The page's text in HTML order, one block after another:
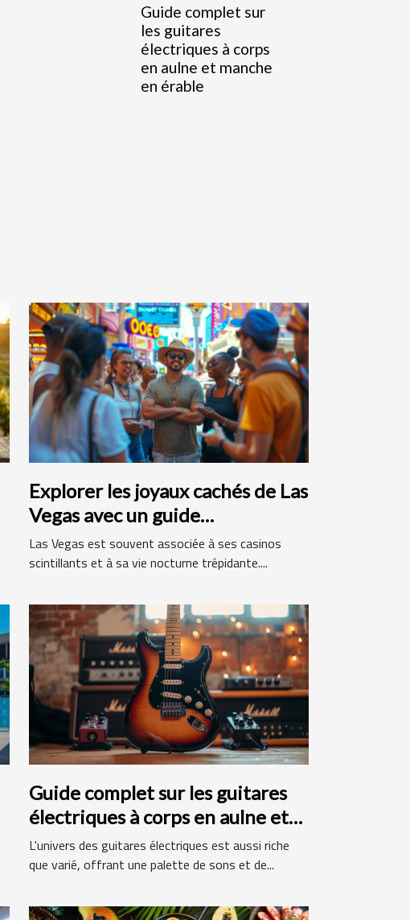
Guide complet sur
les guitares
électriques à corps
en aulne et manche
en érable
Explorer les joyaux cachés de Las
Vegas avec un guide
francophone
Las Vegas est souvent associée à ses casinos
scintillants et à sa vie nocturne trépidante....
Guide complet sur les guitares
électriques à corps en aulne et
manche en érable
L'univers des guitares électriques est aussi riche
que varié, offrant une palette de sons et de...